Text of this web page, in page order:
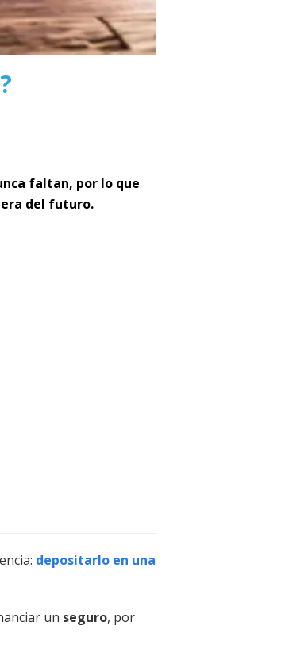
faltan, por lo que
del futuro.
depositarlo en una
un seguro, por